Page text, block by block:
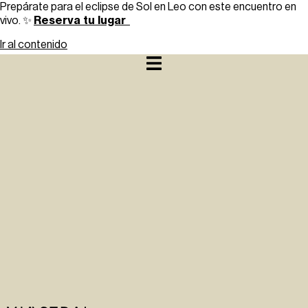
Prepárate para el eclipse de Sol en Leo con este encuentro en
vivo. ✨ Reserva tu lugar
Ir al contenido